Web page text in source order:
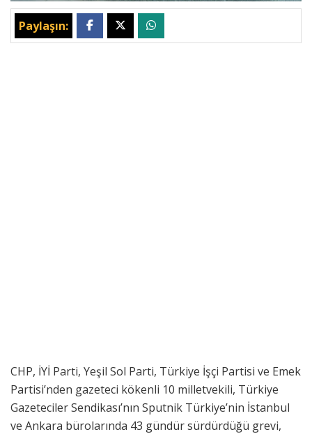
Paylaşın:
CHP, İYİ Parti, Yeşil Sol Parti, Türkiye İşçi Partisi ve Emek
Partisi’nden gazeteci kökenli 10 milletvekili, Türkiye
Gazeteciler Sendikası’nın Sputnik Türkiye’nin İstanbul
ve Ankara bürolarında 43 gündür sürdürdüğü grevi,